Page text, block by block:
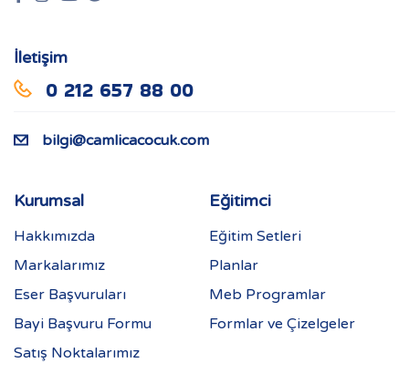
İletişim
0 212 657 88 00
bilgi@camlicacocuk.com
Kurumsal
Hakkımızda
Markalarımız
Eser Başvuruları
Bayi Başvuru Formu
Satış Noktalarımız
Eğitimci
Eğitim Setleri
Planlar
Meb Programlar
Formlar ve Çizelgeler